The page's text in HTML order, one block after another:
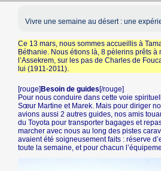
Vivre une semaine au désert : une
Ce 13 mars, nous sommes accueillis à
Béthanie. Nous étions là, 8 pèlerins prêts à
l’Assekrem, sur les pas de Charles de
lui (1911-2011).
[rouge]Besoin de guides[/rouge]
Pour nous conduire dans cette voie
Sœur Martine et Marek. Mais pour diriger
avions aussi 2 autres guides, nos amis
du Toyota pour transporter bagages et
marcher avec nous au long des pistes
avaient été soigneusement faits : réserve
toute la semaine, et pour chacun